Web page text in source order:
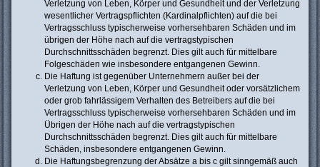
Verletzung von Leben, Körper und Gesundheit und der Verletzung
wesentlicher Vertragspflichten (Kardinalpflichten) auf die bei
Vertragsschluss typischerweise vorhersehbaren Schäden und im
übrigen der Höhe nach auf die vertragstypischen
Durchschnittsschäden begrenzt. Dies gilt auch für mittelbare
Folgeschäden wie insbesondere entgangenen Gewinn.
Die Haftung ist gegenüber Unternehmern außer bei der
Verletzung von Leben, Körper und Gesundheit oder vorsätzlichem
oder grob fahrlässigem Verhalten des Betreibers auf die bei
Vertragsschluss typischerweise vorhersehbaren Schäden und im
Übrigen der Höhe nach auf die vertragstypischen
Durchschnittsschäden begrenzt. Dies gilt auch für mittelbare
Schäden, insbesondere entgangenen Gewinn.
Die Haftungsbegrenzung der Absätze a bis c gilt sinngemäß auch